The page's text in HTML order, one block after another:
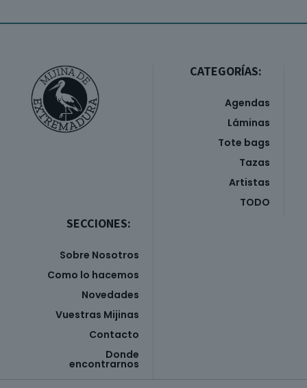
CATEGORÍAS:
Agendas
Láminas
Tote bags
Tazas
Artistas
TODO
SECCIONES:
Sobre Nosotros
Como lo hacemos
Novedades
Vuestras Mijinas
Contacto
Donde
encontrarnos